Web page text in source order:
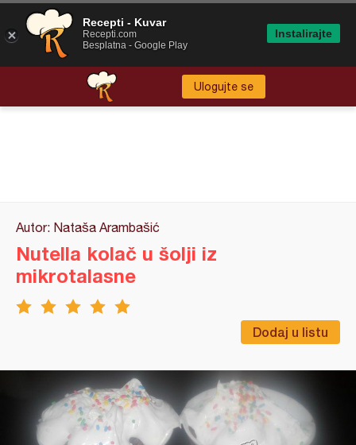
Ulogujte se
Autor: Nataša Arambašić
Dodaj u listu
Nutella kolač u šolji iz
mikrotalasne
Recepti - Kuvar
Recepti.com
Besplatna - Google Play
Instalirajte